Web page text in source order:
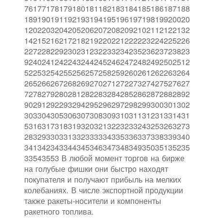
76177178179180181182183184185186187188
18919019119219319419519619719819920020
12022032042052062072082092102112122132
14215216217218219220221222223224225226
22722822923023123223323423523623723823
92402412422432442452462472482492502512
52253254255256257258259260261262263264
26526626726826927027127227327427527627
72782792802812822832842852862872882892
90291292293294295296297298299300301302
30330430530630730830931031131231331431
53163173183193203213223233243253263273
28329330331332333334335336337338339340
34134234334434534634734834935035135235
33543553 В любой момент торгов на бирже
на голубые фишки они быстро находят
покупателя и получают прибыль на мелких
колебаниях. В числе экспортной продукции
также ракеты-носители и компоненты
ракетного топлива.